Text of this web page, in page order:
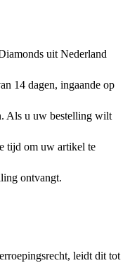
uit Nederland
14 dagen, ingaande op
Als u uw bestelling wilt
tijd om uw artikel te
ontvangt.
leidt dit tot